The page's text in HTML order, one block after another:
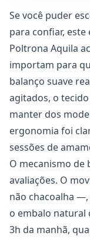
Se você puder
para confiar, este
Poltrona Aquila
importam para
balanço suave
agitados, o
manter dos
ergonomia foi
sessões de
O mecanismo de
avaliações. O
não chacoalha
o embalo natural
3h da manhã,